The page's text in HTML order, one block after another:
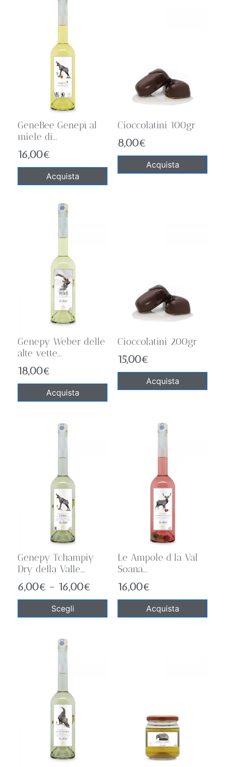
GeneBee Genepì al
miele di...
16,00€
Acquista
Cioccolatini 100gr
8,00€
Acquista
Genepy Weber delle
alte vette...
18,00€
Acquista
Cioccolatini 200gr
15,00€
Acquista
Genepy Tchampiy
Dry della Valle...
6,00€ - 16,00€
Scegli
Le Ampole d’la Val
Soana...
16,00€
Acquista